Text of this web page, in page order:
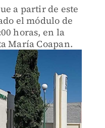
a partir de este
el módulo de
horas, en la
María Coapan.